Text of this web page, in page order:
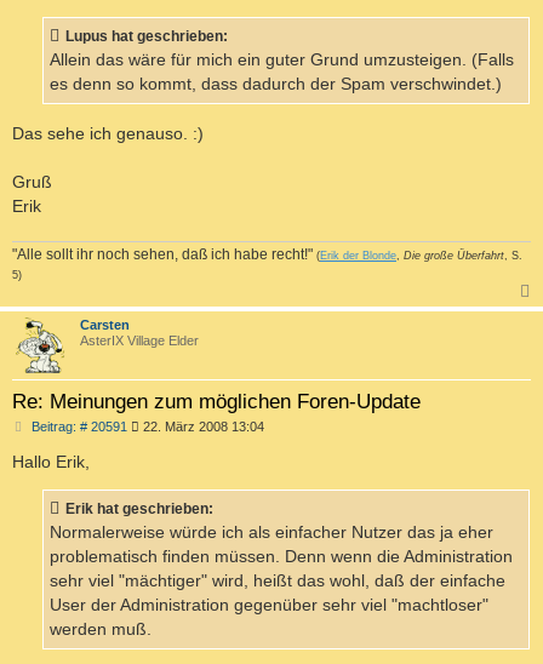
Lupus hat geschrieben:
Allein das wäre für mich ein guter Grund umzusteigen. (Falls
es denn so kommt, dass dadurch der Spam verschwindet.)
Das sehe ich genauso. :)
Gruß
Erik
"Alle sollt ihr noch sehen, daß ich habe recht!" (Erik der Blonde, Die große Überfahrt, S.
5)
a
Carsten
AsterIX Village Elder
Re: Meinungen zum möglichen Foren-Update
Beitrag: # 20591 B
r
a
g
22. März 2008 13:04
Hallo Erik,
Erik hat geschrieben:
Normalerweise würde ich als einfacher Nutzer das ja eher
problematisch finden müssen. Denn wenn die Administration
sehr viel "mächtiger" wird, heißt das wohl, daß der einfache
User der Administration gegenüber sehr viel "machtloser"
werden muß.